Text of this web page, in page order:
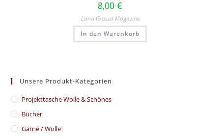
8,00 €
Lana Grossa Magazine
In den Warenkorb
Unsere Produkt-Kategorien
​Projekttasche Wolle & Schönes
Bücher
Garne / Wolle